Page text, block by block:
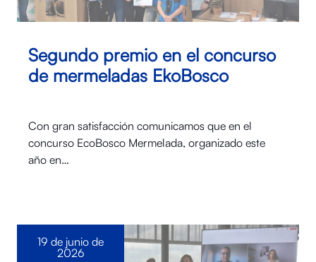
Segundo premio en el concurso
de mermeladas EkoBosco
Con gran satisfacción comunicamos que en el
concurso EcoBosco Mermelada, organizado este
año en…
19 de junio de
2026